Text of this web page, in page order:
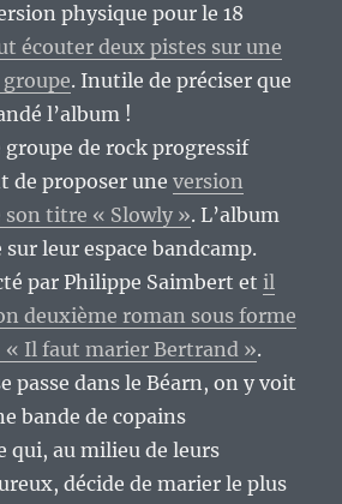
physique pour le 18
écouter deux pistes sur une
. Inutile de préciser que
l’album !
groupe de rock progressif
de proposer uneversion
titre « Slowly ». L’album
leur espace bandcamp.
par Philippe Saimbert etil
deuxième roman sous forme
« Il faut marier Bertrand ».
passe dans le Béarn, on y voit
bande de copains
qui, au milieu de leurs
décide de marier le plus